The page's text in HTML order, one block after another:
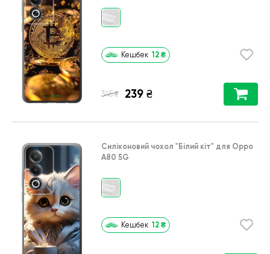
Кешбек 12 ₴
345 ₴ 239 ₴
Силіконовий чохол "Білий кіт" для Oppo
A80 5G
Кешбек 12 ₴